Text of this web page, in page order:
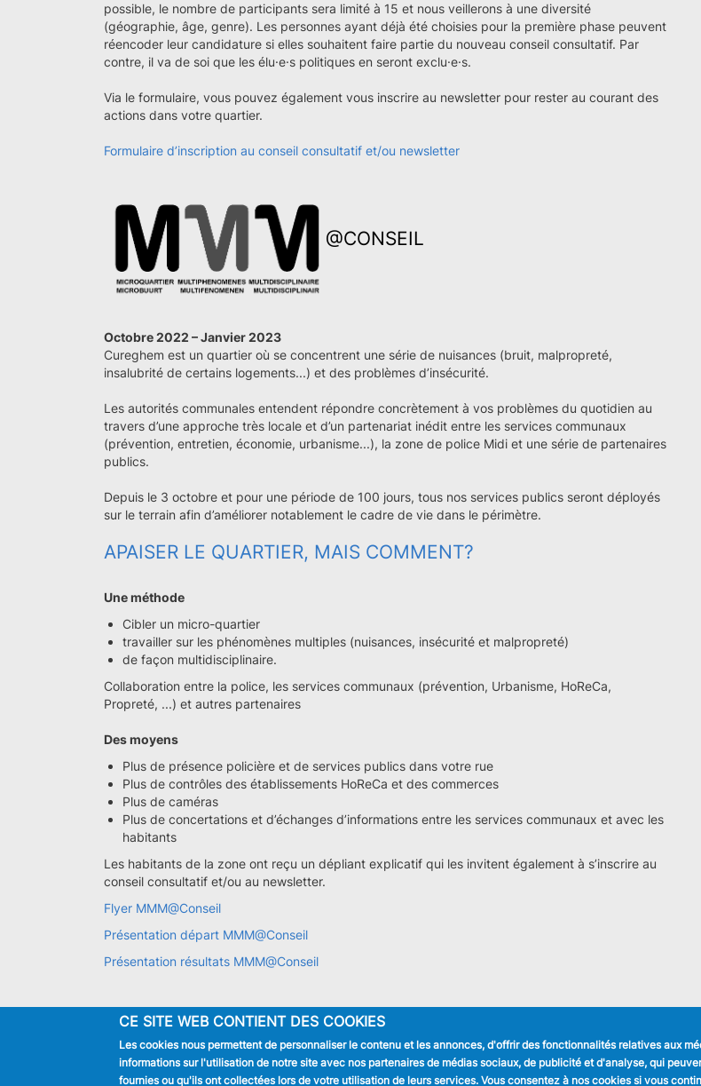
possible, le nombre de participants sera limité à 15 et nous veillerons à une diversité
(géographie, âge, genre). Les personnes ayant déjà été choisies pour la première phase peuvent
réencoder leur candidature si elles souhaitent faire partie du nouveau conseil consultatif. Par
contre, il va de soi que les élu·e·s politiques en seront exclu·e·s.
Via le formulaire, vous pouvez également vous inscrire au newsletter pour rester au courant des
actions dans votre quartier.
Formulaire d’inscription au conseil consultatif et/ou newsletter
@CONSEIL
Octobre 2022 – Janvier 2023
Cureghem est un quartier où se concentrent une série de nuisances (bruit, malpropreté,
insalubrité de certains logements...) et des problèmes d’insécurité.
Les autorités communales entendent répondre concrètement à vos problèmes du quotidien au
travers d’une approche très locale et d’un partenariat inédit entre les services communaux
(prévention, entretien, économie, urbanisme...), la zone de police Midi et une série de partenaires
publics.
Depuis le 3 octobre et pour une période de 100 jours, tous nos services publics seront déployés
sur le terrain afin d’améliorer notablement le cadre de vie dans le périmètre.
APAISER LE QUARTIER, MAIS COMMENT?
Une méthode
Cibler un micro-quartier
travailler sur les phénomènes multiples (nuisances, insécurité et malpropreté)
de façon multidisciplinaire.
Collaboration entre la police, les services communaux (prévention, Urbanisme, HoReCa,
Propreté, ...) et autres partenaires
Des moyens
Plus de présence policière et de services publics dans votre rue
Plus de contrôles des établissements HoReCa et des commerces
Plus de caméras
Plus de concertations et d’échanges d’informations entre les services communaux et avec les
habitants
Les habitants de la zone ont reçu un dépliant explicatif qui les invitent également à s’inscrire au
conseil consultatif et/ou au newsletter.
Flyer MMM@Conseil
Présentation départ MMM@Conseil
Présentation résultats MMM@Conseil
JE SUIS
Habitant
LIENS UTILES
Formulaires
CE SITE WEB CONTIENT DES COOKIES
Les cookies nous permettent de personnaliser le contenu et les annonces, d'offrir des fonctionnalités relatives aux
informations sur l'utilisation de notre site avec nos partenaires de médias sociaux, de publicité et d'analyse, qui
fournies ou qu'ils ont collectées lors de votre utilisation de leurs services. Vous consentez à nos cookies si vous